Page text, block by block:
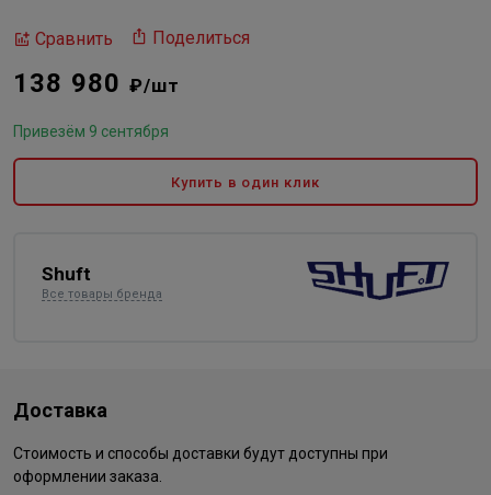
Сравнить Поделиться
138 980 ₽/шт
Привезём 9 сентября
Купить в один клик
Shuft
Все товары бренда
Доставка
Стоимость и способы доставки будут доступны при
оформлении заказа.